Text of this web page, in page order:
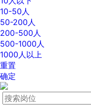
10-50人
50-200人
200-500人
500-1000人
1000人以上
重置
确定